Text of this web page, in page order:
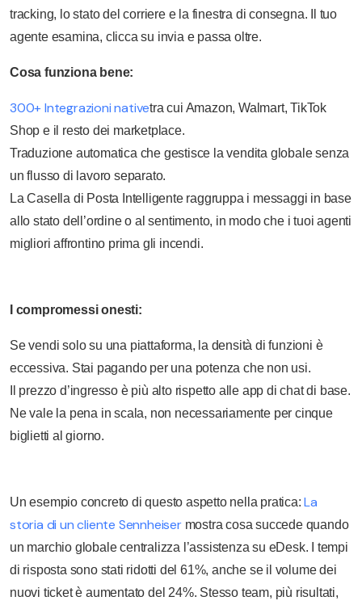
tracking, lo stato del corriere e la finestra di consegna. Il tuo
agente esamina, clicca su invia e passa oltre.
Cosa funziona bene:
300+ Integrazioni nativetra cui Amazon, Walmart, TikTok
Shop e il resto dei marketplace.
Traduzione automatica che gestisce la vendita globale senza
un flusso di lavoro separato.
La Casella di Posta Intelligente raggruppa i messaggi in base
allo stato dell’ordine o al sentimento, in modo che i tuoi agenti
migliori affrontino prima gli incendi.
I compromessi onesti:
Se vendi solo su una piattaforma, la densità di funzioni è
eccessiva. Stai pagando per una potenza che non usi.
Il prezzo d’ingresso è più alto rispetto alle app di chat di base.
Ne vale la pena in scala, non necessariamente per cinque
biglietti al giorno.
Un esempio concreto di questo aspetto nella pratica: La
storia di un cliente Sennheisermostra cosa succede quando
un marchio globale centralizza l’assistenza su eDesk. I tempi
di risposta sono stati ridotti del 61%, anche se il volume dei
nuovi ticket è aumentato del 24%. Stesso team, più risultati,